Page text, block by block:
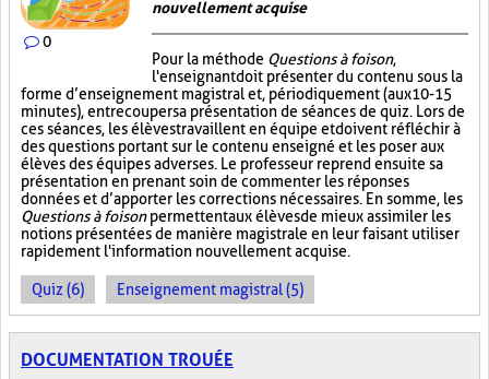
0
nouvellement acquise
Pour la méthode Questions à foison,
l'enseignant doit présenter du contenu sous la
forme d’enseignement magistral et, périodiquement (aux 10-15
minutes), entrecouper sa présentation de séances de quiz. Lors de
ces séances, les élèves travaillent en équipe et doivent réfléchir à
des questions portant sur le contenu enseigné et les poser aux
élèves des équipes adverses. Le professeur reprend ensuite sa
présentation en prenant soin de commenter les réponses
données et d’apporter les corrections nécessaires. En somme, les
Questions à foisonpermettent aux élèves de mieux assimiler les
notions présentées de manière magistrale en leur faisant utiliser
rapidement l'information nouvellement acquise.
Quiz (6) Enseignement magistral (5)
DOCUMENTATION TROUÉE